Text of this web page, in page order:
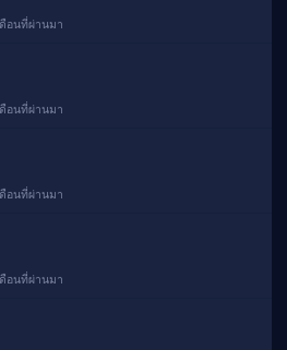
ดือนที่ผ่านมา
ดือนที่ผ่านมา
ดือนที่ผ่านมา
ดือนที่ผ่านมา